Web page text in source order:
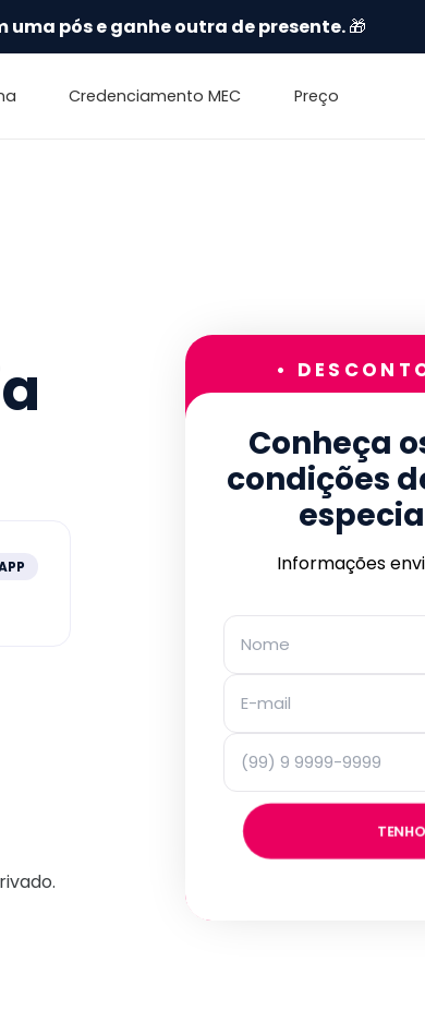
uma pós e ganhe outra de presente.🎁
Credenciamento MEC Preço
•
Conheça
condições
Informações